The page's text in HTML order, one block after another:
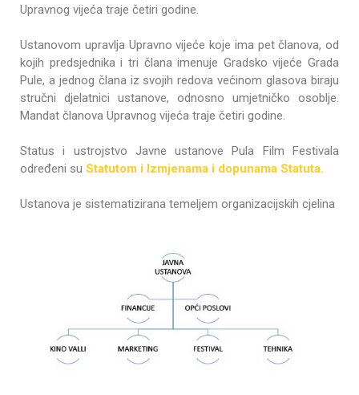
Upravnog vijeća traje četiri godine.
Ustanovom upravlja Upravno vijeće koje ima pet članova, od
kojih predsjednika i tri člana imenuje Gradsko vijeće Grada
Pule, a jednog člana iz svojih redova većinom glasova biraju
stručni djelatnici ustanove, odnosno umjetničko osoblje.
Mandat članova Upravnog vijeća traje četiri godine.
Status i ustrojstvo Javne ustanove Pula Film Festivala
određeni su Statutom i Izmjenama i dopunama Statuta.
Ustanova je sistematizirana temeljem organizacijskih cjelina